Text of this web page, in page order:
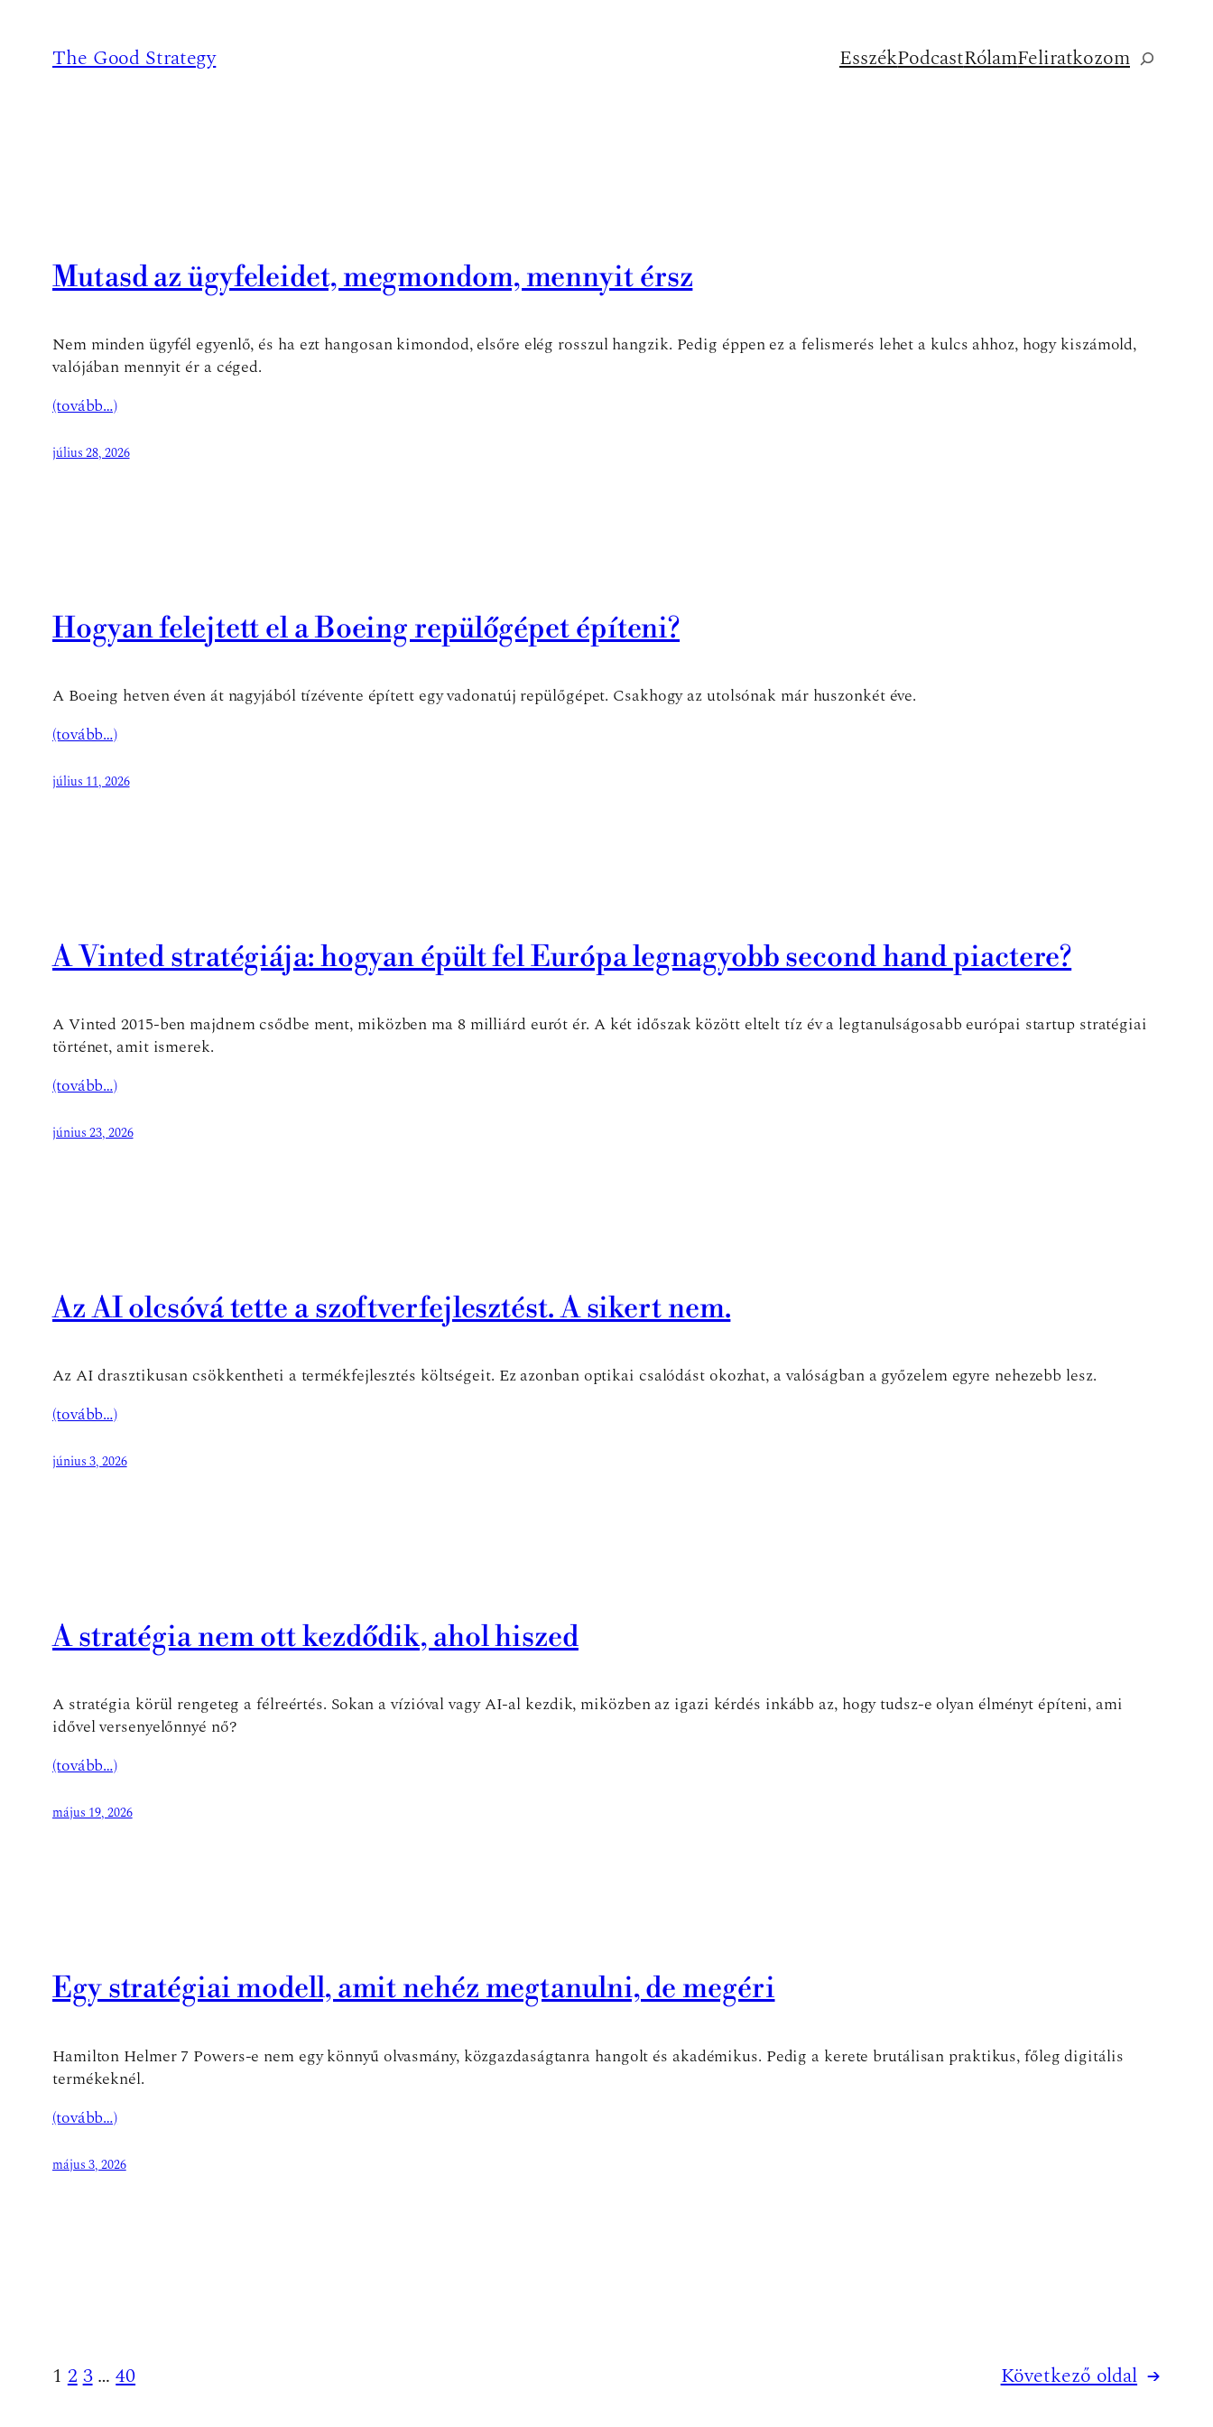
tartalomhoz
The Good Strategy EsszékPodcastRólamFeliratkozomKeresés
Mutasd az ügyfeleidet, megmondom, mennyit érsz
Nem minden ügyfél egyenlő, és ha ezt hangosan kimondod, elsőre elég rosszul hangzik. Pedig éppen ez a felismerés lehet a kulcs ahhoz, hogy kiszámold,
valójában mennyit ér a céged.
(tovább…)
július 28, 2026
Hogyan felejtett el a Boeing repülőgépet építeni?
A Boeing hetven éven át nagyjából tízévente épített egy vadonatúj repülőgépet. Csakhogy az utolsónak már huszonkét éve.
(tovább…)
július 11, 2026
A Vinted stratégiája: hogyan épült fel Európa legnagyobb second hand piactere?
A Vinted 2015-ben majdnem csődbe ment, miközben ma 8 milliárd eurót ér. A két időszak között eltelt tíz év a legtanulságosabb európai startup stratégiai
történet, amit ismerek.
(tovább…)
június 23, 2026
Az AI olcsóvá tette a szoftverfejlesztést. A sikert nem.
Az AI drasztikusan csökkentheti a termékfejlesztés költségeit. Ez azonban optikai csalódást okozhat, a valóságban a győzelem egyre nehezebb lesz.
(tovább…)
június 3, 2026
A stratégia nem ott kezdődik, ahol hiszed
A stratégia körül rengeteg a félreértés. Sokan a vízióval vagy AI-al kezdik, miközben az igazi kérdés inkább az, hogy tudsz-e olyan élményt építeni, ami
idővel versenyelőnnyé nő?
(tovább…)
május 19, 2026
Egy stratégiai modell, amit nehéz megtanulni, de megéri
Hamilton Helmer 7 Powers-e nem egy könnyű olvasmány, közgazdaságtanra hangolt és akadémikus. Pedig a kerete brutálisan praktikus, főleg digitális
termékeknél.
(tovább…)
május 3, 2026
1 2 3… 40 Következő oldal →